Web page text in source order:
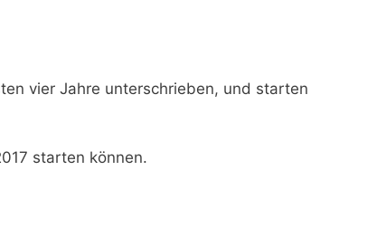
vier Jahre unterschrieben, und starten
starten können.